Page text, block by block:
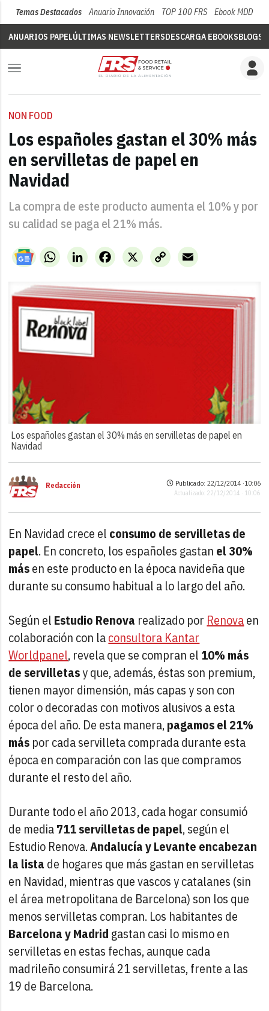
Temas Destacados Anuario Innovación TOP 100 FRS Ebook MDD
ANUARIOS PAPELÚLTIMAS NEWSLETTERSDESCARGA EBOOKSBLOGS
NON FOOD
Los españoles gastan el 30% más
en servilletas de papel en
Navidad
La compra de este producto aumenta el 10% y por
su calidad se paga el 21% más.
WhatsAppLinkedIn X
Facebook
Copy
Link
Email
Los españoles gastan el 30% más en servilletas de papel en
Navidad
Redacción Publicado: 22/12/2014 ·10:06
Actualizado: 22/12/2014 · 10:06
En Navidad crece el consumo de servilletas de
papel. En concreto, los españoles gastan el 30%
másen este producto en la época navideña que
durante su consumo habitual a lo largo del año.
Según el Estudio Renova realizado por Renovaen
colaboración con laconsultora Kantar
Worldpanel, revela que se compran el 10% más
de servilletasy que, además, éstas son premium,
tienen mayor dimensión, más capas y son con
color o decoradas con motivos alusivos a esta
época del año. De esta manera,pagamos el 21%
más por cada servilleta comprada durante esta
época en comparación con las que compramos
durante el resto del año.
Durante todo el año 2013, cada hogar consumió
de media711 servilletas de papel, según el
Estudio Renova.Andalucía y Levante encabezan
la lista de hogares que más gastan en servilletas
en Navidad, mientras que vascos y catalanes (sin
el área metropolitana de Barcelona) son los que
menos servilletas compran. Los habitantes de
Barcelona y Madrid gastan casi lo mismo en
servilletas en estas fechas, aunque cada
madrileño consumirá 21 servilletas, frente a las
19 de Barcelona.